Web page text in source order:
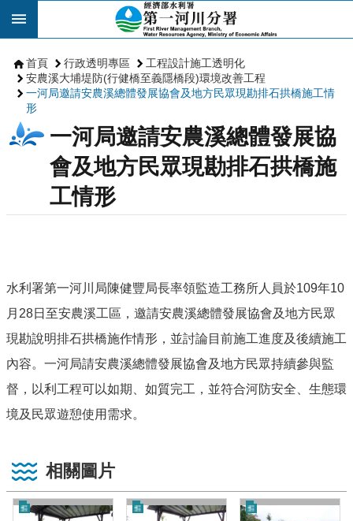
跳到主要內容區塊
首頁 行政透明專區
工程設計施工透明化
安農溪大埔堤防(行健橋至義隱橋段)環境改善工程
一河局邀請安農溪總體發展協會及地方民眾現勘排石拱橋施工情
形
一河局邀請安農溪總體發展協
會及地方民眾現勘排石拱橋施
工情形
水利署第一河川局陳健豐局長率領監造工務所人員於109年10
月28日至安農溪工區，邀請安農溪總體發展協會及地方民眾
現勘說明排石拱橋施作情形，並討論目前施工進度及後續施工
內容。一河局請安農溪總體發展協會及地方民眾持續參與監
督，以利工程可以如期、如質完工，並符合河防安全、生態環
境及民眾遊憩使用需求。
相關圖片